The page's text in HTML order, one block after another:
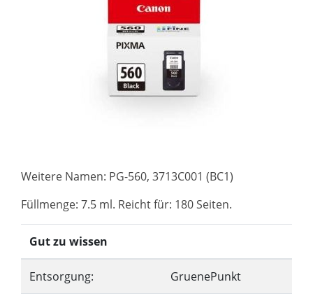
Weitere Namen: PG-560, 3713C001 (BC1)
Füllmenge: 7.5 ml. Reicht für: 180 Seiten.
Gut zu wissen
Entsorgung: GruenePunkt